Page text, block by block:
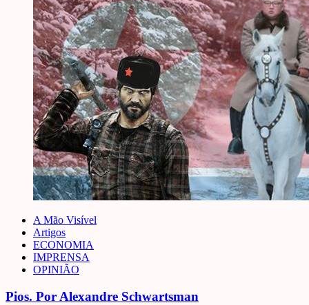
A Mão Visível
Artigos
ECONOMIA
IMPRENSA
OPINIÃO
Pios. Por Alexandre Schwartsman